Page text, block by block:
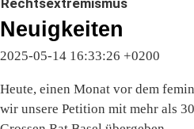
Neuigkeiten
2025-05-14 16:33:26 +0200
Heute, einen Monat vor dem
wir unsere Petition mit mehr als